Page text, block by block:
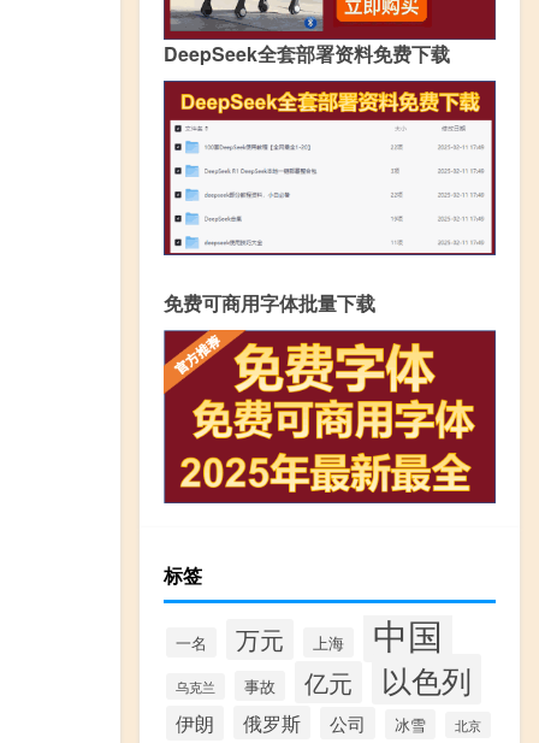
DeepSeek全套部署资料免费下载
免费可商用字体批量下载
标签
一名 万元 上海 中国
乌克兰 事故 亿元 以色列
伊朗 俄罗斯 公司 冰雪 北京